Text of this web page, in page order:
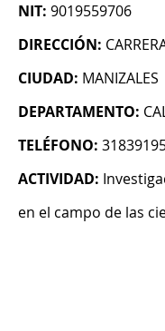
NIT: 9019559706
DIRECCIÓN:
CIUDAD: MANIZALES
DEPARTAMENTO:
TELÉFONO:
ACTIVIDAD:
en el campo de las